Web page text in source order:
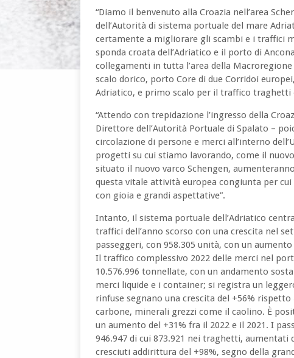
“Diamo il benvenuto alla Croazia nell’area
dell’Autorità di sistema portuale del mare
certamente a migliorare gli scambi e i traffici
sponda croata dell’Adriatico e il porto di
collegamenti in tutta l’area della
scalo dorico, porto Core di due Corridoi
Adriatico, e primo scalo per il traffico traghetti
“Attendo con trepidazione l’ingresso della
Direttore dell’Autorità Portuale di Spalato –
circolazione di persone e merci all’interno
progetti su cui stiamo lavorando, come il
situato il nuovo varco Schengen,
questa vitale attività europea congiunta per
con gioia e grandi aspettative”.
Intanto, il sistema portuale dell’Adriatico
traffici dell’anno scorso con una crescita nel
passeggeri, con 958.305 unità, con un
Il traffico complessivo 2022 delle merci nel
10.576.996 tonnellate, con un andamento
merci liquide e i container; si registra un
rinfuse segnano una crescita del +56%
carbone, minerali grezzi come il caolino. È
un aumento del +31% fra il 2022 e il 2021. I
946.947 di cui 873.921 nei traghetti, aumentati
cresciuti addirittura del +98%, segno della